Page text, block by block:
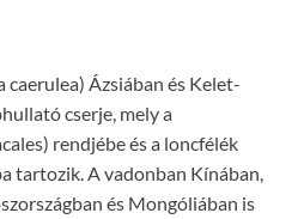
caerulea) Ázsiában és Kelet-
cserje, mely a
rendjébe és a loncfélék
tartozik. A vadonban Kínában,
és Mongóliában is